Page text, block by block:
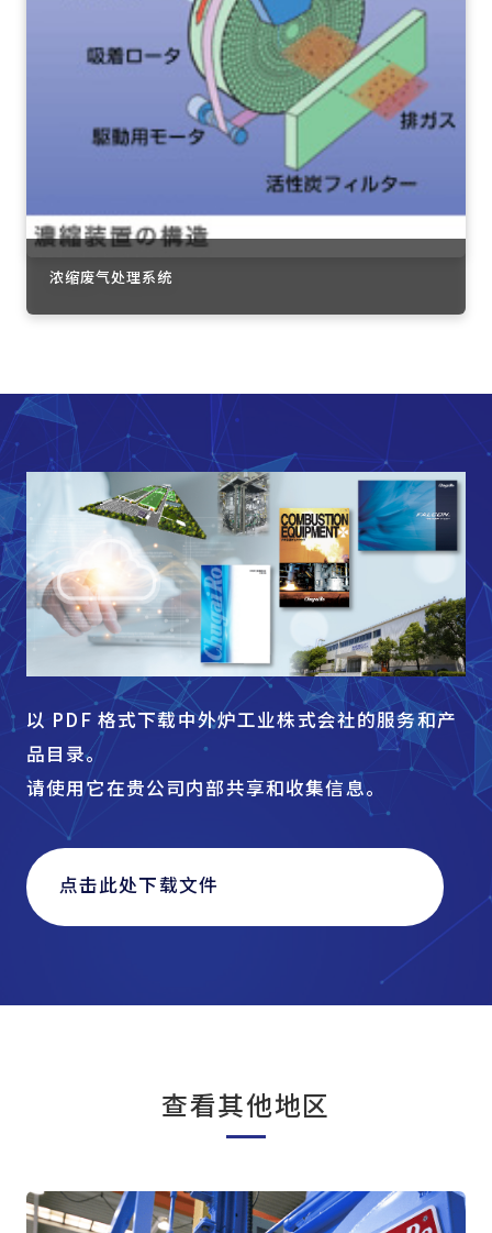
浓缩废气处理系统
以 PDF 格式下载中外炉工业株式会社的服务和产
品目录。
请使用它在贵公司内部共享和收集信息。
点击此处下载文件
查看其他地区